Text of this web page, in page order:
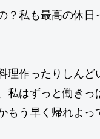
？私も最高の休日
理作ったりしんど
私はずっと働きっ
う早く帰れよっ